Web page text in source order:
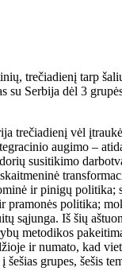
trečiadienį tarp
su Serbija dėl 3
trečiadienį vėl
augimo –
susitikimo
ir pinigų politika;
pramonės politika;
sąjunga. Iš šių
metodikos
ir numato, kad
grupes, šešis